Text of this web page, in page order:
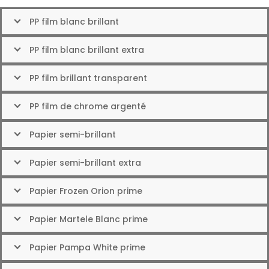
PP film blanc brillant
PP film blanc brillant extra
PP film brillant transparent
PP film de chrome argenté
Papier semi-brillant
Papier semi-brillant extra
Papier Frozen Orion prime
Papier Martele Blanc prime
Papier Pampa White prime